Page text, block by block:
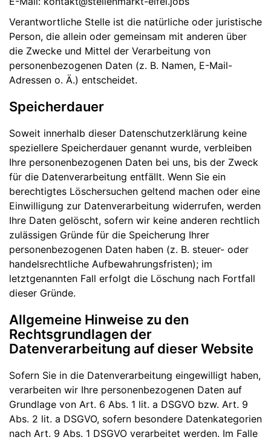
Verantwortliche Stelle ist die natürliche oder juristische
Person, die allein oder gemeinsam mit anderen über
die Zwecke und Mittel der Verarbeitung von
personenbezogenen Daten (z. B. Namen, E-Mail-
Adressen o. Ä.) entscheidet.
Speicherdauer
Soweit innerhalb dieser Datenschutzerklärung keine
speziellere Speicherdauer genannt wurde, verbleiben
Ihre personenbezogenen Daten bei uns, bis der Zweck
für die Datenverarbeitung entfällt. Wenn Sie ein
berechtigtes Löschersuchen geltend machen oder eine
Einwilligung zur Datenverarbeitung widerrufen, werden
Ihre Daten gelöscht, sofern wir keine anderen rechtlich
zulässigen Gründe für die Speicherung Ihrer
personenbezogenen Daten haben (z. B. steuer- oder
handelsrechtliche Aufbewahrungsfristen); im
letztgenannten Fall erfolgt die Löschung nach Fortfall
dieser Gründe.
Allgemeine Hinweise zu den
Rechtsgrundlagen der
Datenverarbeitung auf dieser Website
Sofern Sie in die Datenverarbeitung eingewilligt haben,
verarbeiten wir Ihre personenbezogenen Daten auf
Grundlage von Art. 6 Abs. 1 lit. a DSGVO bzw. Art. 9
Abs. 2 lit. a DSGVO, sofern besondere Datenkategorien
nach Art. 9 Abs. 1 DSGVO verarbeitet werden. Im Falle